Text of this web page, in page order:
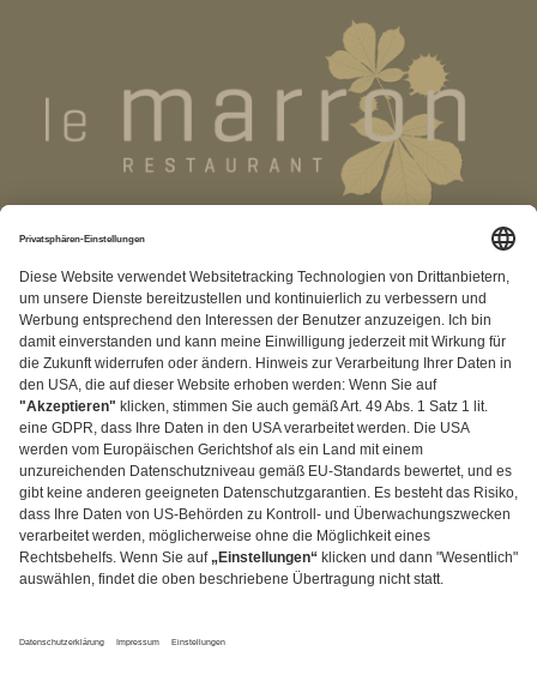
RECHTLICHES
+49 (0) 2373 18183
Kontakt|Impressum|Datenschutz|AGB|Privatsphäre